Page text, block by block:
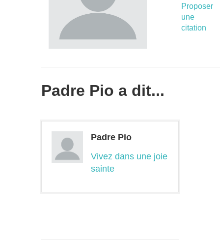
Proposer
une
citation
Padre Pio a dit...
Padre Pio
Vivez dans une joie
sainte